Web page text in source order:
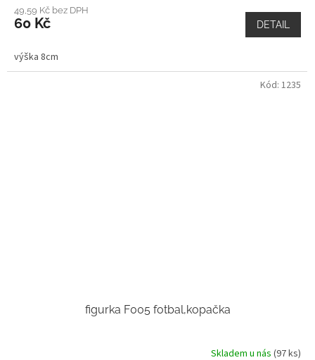
49,59 Kč bez DPH
60 Kč DETAIL
výška 8cm
figurka F005 fotbal,kopačka
Skladem u nás (97 ks)
Kód: 1235